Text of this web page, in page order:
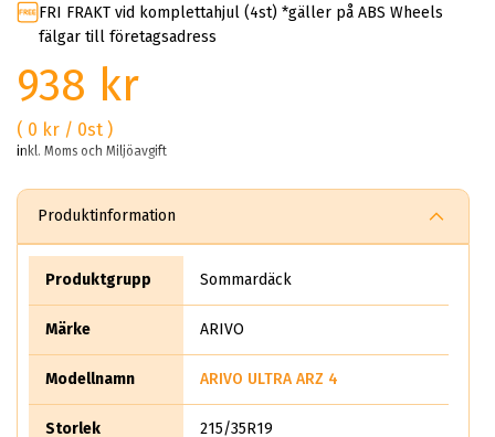
FRI FRAKT vid komplettahjul (4st) *gäller på ABS Wheels
fälgar till företagsadress
938 kr
( 0 kr / 0st )
inkl. Moms och Miljöavgift
Produktinformation
Produktgrupp Sommardäck
Märke ARIVO
Modellnamn ARIVO ULTRA ARZ 4
Storlek 215/35R19